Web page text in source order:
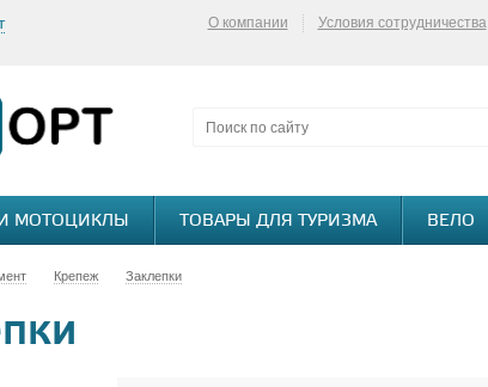
О компании Условия сотрудничества
МОТОЦИКЛЫ ТОВАРЫ ДЛЯ ТУРИЗМА ВЕЛО
Крепеж Заклепки